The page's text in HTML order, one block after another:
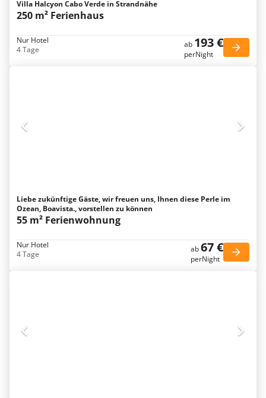
Villa Halcyon Cabo Verde in Strandnähe
250 m² Ferienhaus
Nur Hotel
4 Tage
ab 193 €
perNight
Liebe zukünftige Gäste, wir freuen uns, Ihnen diese Perle im
Ozean, Boavista., vorstellen zu können
55 m² Ferienwohnung
Nur Hotel
4 Tage
ab67 €
perNight